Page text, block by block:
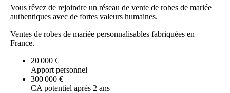
Vous rêvez de rejoindre un réseau de vente de robes de mariée
authentiques avec de fortes valeurs humaines.
Ventes de robes de mariée personnalisables fabriquées en
France.
20 000 €
Apport personnel
300 000 €
CA potentiel après 2 ans